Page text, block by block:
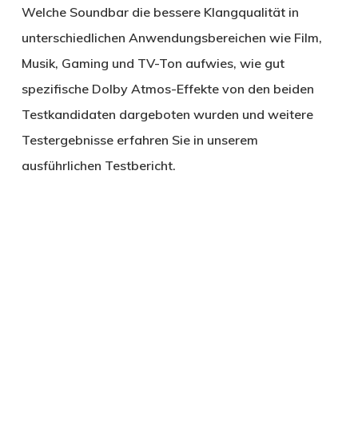
Welche Soundbar die bessere Klangqualität in
unterschiedlichen Anwendungsbereichen wie Film,
Musik, Gaming und TV-Ton aufwies, wie gut
spezifische Dolby Atmos-Effekte von den beiden
Testkandidaten dargeboten wurden und weitere
Testergebnisse erfahren Sie in unserem
ausführlichen Testbericht.